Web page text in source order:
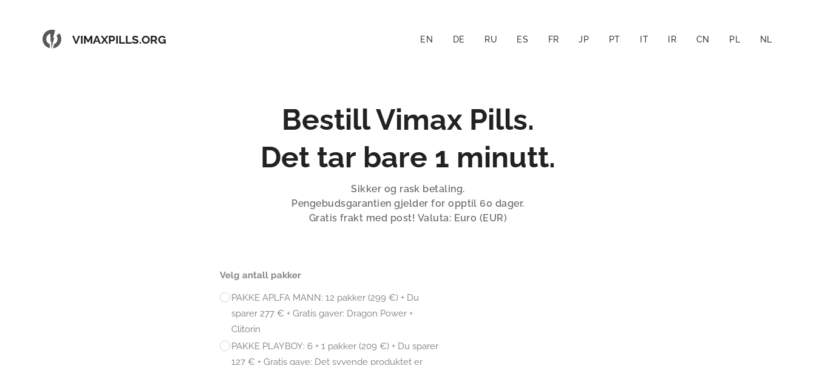
VIMAXPILLS.ORG EN DE RU ES FR JP PT IT IR CN PL NL
Bestill Vimax Pills.
Det tar bare 1 minutt.
Sikker og rask betaling.
Pengebudsgarantien gjelder for opptil 60 dager.
Gratis frakt med post! Valuta: Euro (EUR)
Velg antall pakker
PAKKE APLFA MANN: 12 pakker (299 €) + Du
sparer 277 € + Gratis gaver: Dragon Power +
Clitorin
PAKKE PLAYBOY: 6 + 1 pakker (209 €) + Du sparer
127 € + Gratis gave: Det syvende produktet er